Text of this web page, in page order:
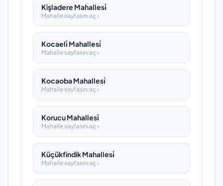
Kişladere Mahallesi̇
Mahalle sayfasını aç ›
Kocaeli̇ Mahallesi̇
Mahalle sayfasını aç ›
Kocaoba Mahallesi̇
Mahalle sayfasını aç ›
Korucu Mahallesi̇
Mahalle sayfasını aç ›
Küçükfindik Mahallesi̇
Mahalle sayfasını aç ›